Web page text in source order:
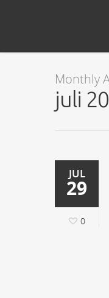
Monthly
juli
JUL
29
0